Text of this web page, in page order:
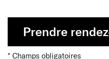
Prendre
* Champs obligatoires